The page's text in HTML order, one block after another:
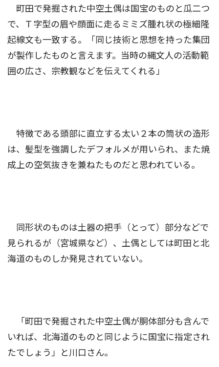
町田で発掘された中空土偶は国宝のものと瓜二つ
で、Ｔ字型の眉や顔面に走るミミズ腫れ状の極細隆
起線文も一致する。「同じ技術と思想を持った集団
が製作したものと言えます。当時の縄文人の活動範
囲の広さ、宗教観などを伝えてくれる」
特徴である頭部に直立する太い２本の筒状の造形
は、髪型を強調したデフォルメが用いられ、また焼
成上の空気抜きを兼ねたものだと思われている。
同形状のものは土器の把手（とって）部分などで
見られるが（宮城県など）、土偶としては町田と北
海道のものしか発見されていない。
「町田で発掘された中空土偶が胴体部分も含んで
いれば、北海道のものと同じように国宝に指定され
たでしょう」と川口さん。